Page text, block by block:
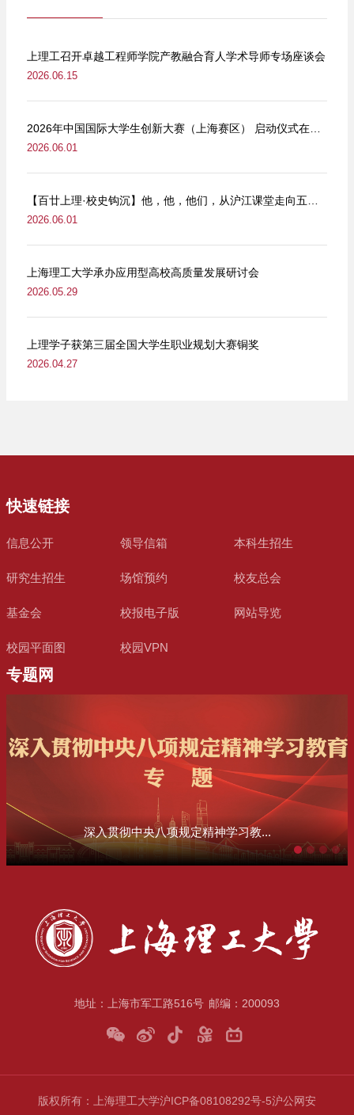
上理工召开卓越工程师学院产教融合育人学术导师专场座谈会
2026.06.15
2026.06.01
2026.06.01
上海理工大学承办应用型高校高质量发展研讨会
2026.05.29
上理学子获第三届全国大学生职业规划大赛铜奖
2026.04.27
地址：上海市军工路516号 邮编：200093
快速链接
信息公开 领导信箱 本科生招生
研究生招生 场馆预约 校友总会
基金会 校报电子版 网站导览
校园平面图 校园VPN
专题网
深入贯彻中央八项规定精神学习教...
版权所有：上海理工大学沪ICP备08108292号-5沪公网安